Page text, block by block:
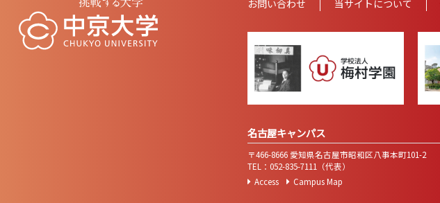
お問い合わせ 当サイトについて
名古屋キャンパス
〒466-8666 愛知県名古屋市昭和区八事本町101-2
TEL：052-835-7111（代表）
Access
Campus Map